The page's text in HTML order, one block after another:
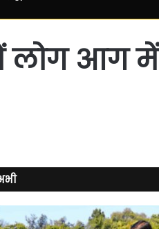
लोग आग में